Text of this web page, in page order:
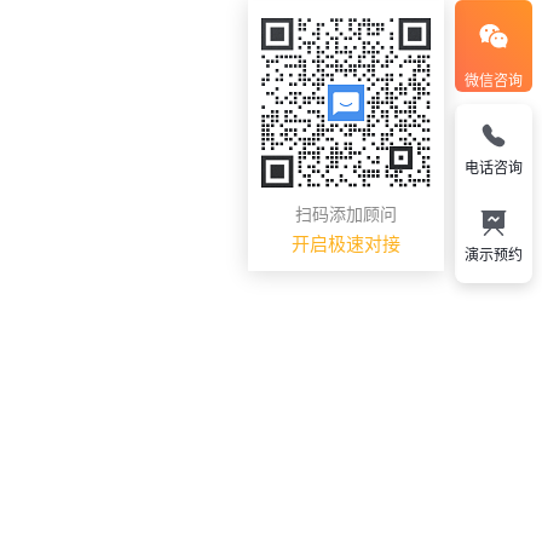
微信咨询
扫码添加顾问
开启极速对接
电话咨询
演示预约